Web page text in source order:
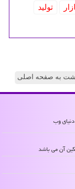
تولید
به صفحه اصلی
وب